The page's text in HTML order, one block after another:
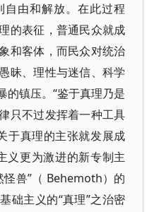
由和解放。在此过程
的表征，普通民众就成
和客体，而民众对统治
昧、理性与迷信、科学
的镇压。“鉴于真理乃是
只不过发挥着一种工具
于真理的主张就发展成
义更为激进的新专制主
怪兽”（ Behemoth）的
础主义的“真理”之治密